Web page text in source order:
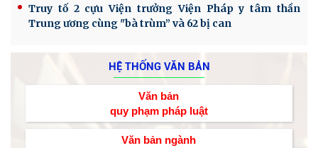
Truy tố 2 cựu Viện trưởng Viện Pháp y tâm thần
Trung ương cùng "bà trùm” và 62 bị can
HỆ THỐNG VĂN BẢN
Văn bản
quy phạm pháp luật
Văn bản ngành